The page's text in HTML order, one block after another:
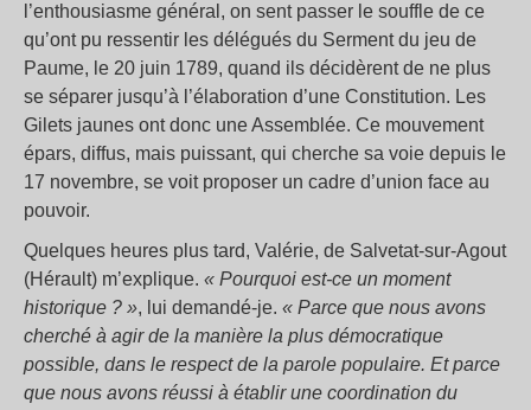
l’enthousiasme général, on sent passer le souffle de ce
qu’ont pu ressentir les délégués du Serment du jeu de
Paume, le 20 juin 1789, quand ils décidèrent de ne plus
se séparer jusqu’à l’élaboration d’une Constitution. Les
Gilets jaunes ont donc une Assemblée. Ce mouvement
épars, diffus, mais puissant, qui cherche sa voie depuis le
17 novembre, se voit proposer un cadre d’union face au
pouvoir.
Quelques heures plus tard, Valérie, de Salvetat-sur-Agout
(Hérault) m’explique. « Pourquoi est-ce un moment
historique ? », lui demandé-je. « Parce que nous avons
cherché à agir de la manière la plus démocratique
possible, dans le respect de la parole populaire. Et parce
que nous avons réussi à établir une coordination du